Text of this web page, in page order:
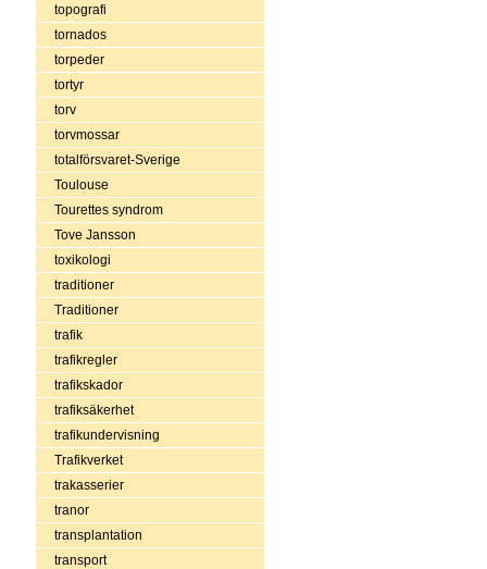
topografi
tornados
torpeder
tortyr
torv
torvmossar
totalförsvaret-Sverige
Toulouse
Tourettes syndrom
Tove Jansson
toxikologi
traditioner
Traditioner
trafik
trafikregler
trafikskador
trafiksäkerhet
trafikundervisning
Trafikverket
trakasserier
tranor
transplantation
transport